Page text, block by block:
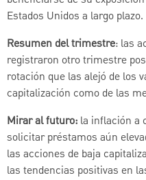
Estados Unidos a largo plazo.
Resumen del trimestre: las
registraron otro trimestre
rotación que las alejó de los
capitalización como de las
Mirar al futuro: la inflación a
solicitar préstamos aún
las acciones de baja
las tendencias positivas en